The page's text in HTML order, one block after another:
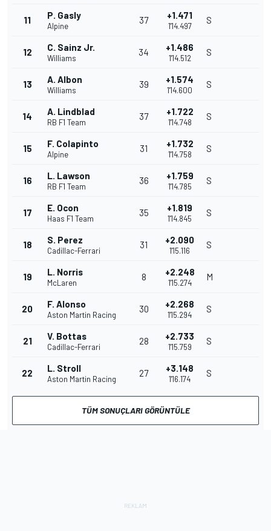
11 P. Gasly
Alpine
37 +1.471
1'14.497
S
12 C. Sainz Jr.
Williams
34 +1.486
1'14.512
S
13 A. Albon
Williams
39 +1.574
1'14.600
S
14 A. Lindblad
RB F1 Team
37 +1.722
1'14.748
S
15 F. Colapinto
Alpine
31 +1.732
1'14.758
S
16 L. Lawson
RB F1 Team
36 +1.759
1'14.785
S
17 E. Ocon
Haas F1 Team
35 +1.819
1'14.845
S
18 S. Perez
Cadillac-Ferrari
31 +2.090
1'15.116
S
19 L. Norris
McLaren
8 +2.248
1'15.274
M
20 F. Alonso
Aston Martin Racing
30 +2.268
1'15.294
S
21 V. Bottas
Cadillac-Ferrari
28 +2.733
1'15.759
S
22 L. Stroll
Aston Martin Racing
27 +3.148
1'16.174
S
TÜM SONUÇLARI GÖRÜNTÜLE